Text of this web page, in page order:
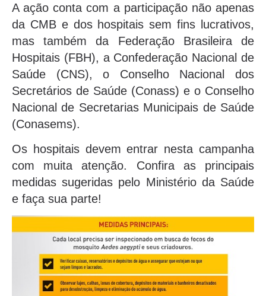
A ação conta com a participação não apenas
da CMB e dos hospitais sem fins lucrativos,
mas também da Federação Brasileira de
Hospitais (FBH), a Confederação Nacional de
Saúde (CNS), o Conselho Nacional dos
Secretários de Saúde (Conass) e o Conselho
Nacional de Secretarias Municipais de Saúde
(Conasems).
Os hospitais devem entrar nesta campanha
com muita atenção. Confira as principais
medidas sugeridas pelo Ministério da Saúde
e faça sua parte!